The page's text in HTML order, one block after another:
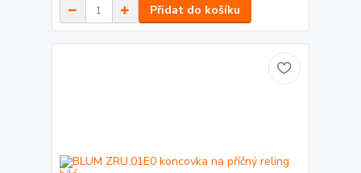
Přidat do košíku